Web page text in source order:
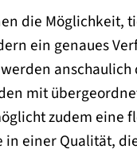
die Möglichkeit,
ein genaues
mit
zudem eine
in einer Qualität,